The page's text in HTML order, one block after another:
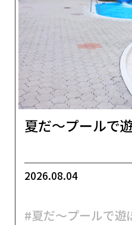
夏だ～プールで
2026.08.04
#夏だ～プールで遊